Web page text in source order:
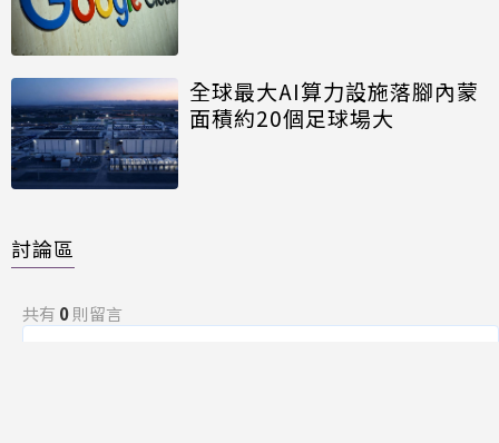
全球最大AI算力設施落腳內蒙
面積約20個足球場大
討論區
共有 0則留言